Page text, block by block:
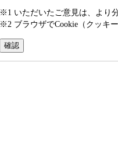
※1 いただいたご意見は、より
※2 ブラウザでCookie（クッキ